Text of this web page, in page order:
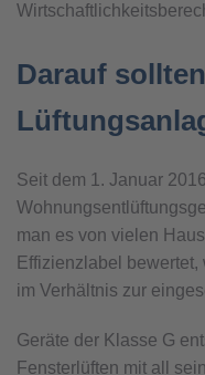
Darauf
Seit dem 1. Januar
man es von vielen
Effizienzlabel
im Verhältnis zur
Geräte der Klasse G
Fensterlüften mit all